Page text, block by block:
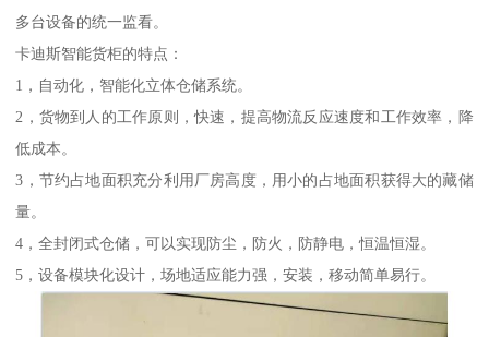
多台设备的统一监看。
卡迪斯智能货柜的特点：
1，自动化，智能化立体仓储系统。
2，货物到人的工作原则，快速，提高物流反应速度和工作效率，降
低成本。
3，节约占地面积充分利用厂房高度，用小的占地面积获得大的藏储
量。
4，全封闭式仓储，可以实现防尘，防火，防静电，恒温恒湿。
5，设备模块化设计，场地适应能力强，安装，移动简单易行。